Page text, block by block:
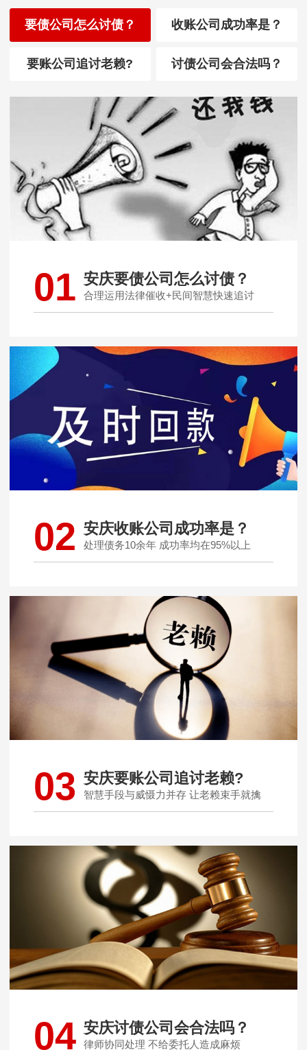
要债公司怎么讨债？ 收账公司成功率是？
要账公司追讨老赖? 讨债公司会合法吗？
01 安庆要债公司怎么讨债？
合理运用法律催收+民间智慧快速追讨
02 安庆收账公司成功率是？
处理债务10余年 成功率均在95%以上
03 安庆要账公司追讨老赖?
智慧手段与威慑力并存 让老赖束手就擒
04 安庆讨债公司会合法吗？
律师协同处理 不给委托人造成麻烦